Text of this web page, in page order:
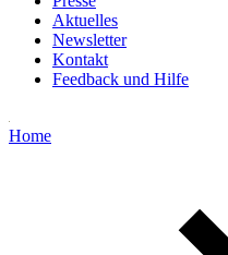
Aktuelles
Newsletter
Kontakt
Feedback und Hilfe
Home